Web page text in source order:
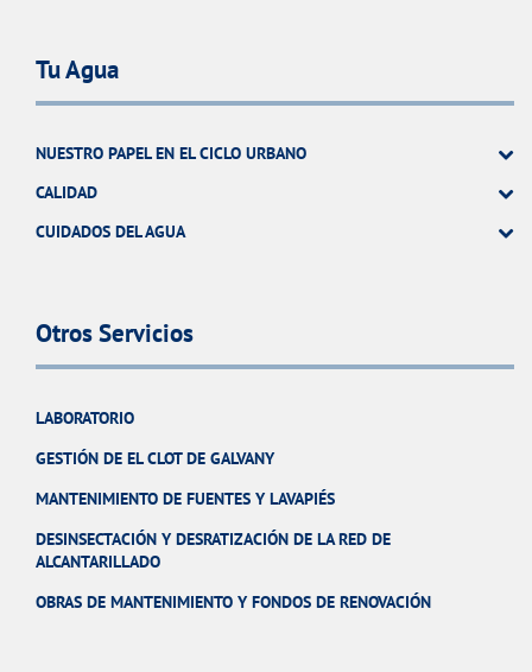
Tu Agua
NUESTRO PAPEL EN EL CICLO URBANO
CALIDAD
CUIDADOS DEL AGUA
Otros Servicios
LABORATORIO
GESTIÓN DE EL CLOT DE GALVANY
MANTENIMIENTO DE FUENTES Y LAVAPIÉS
DESINSECTACIÓN Y DESRATIZACIÓN DE LA RED DE
ALCANTARILLADO
OBRAS DE MANTENIMIENTO Y FONDOS DE RENOVACIÓN